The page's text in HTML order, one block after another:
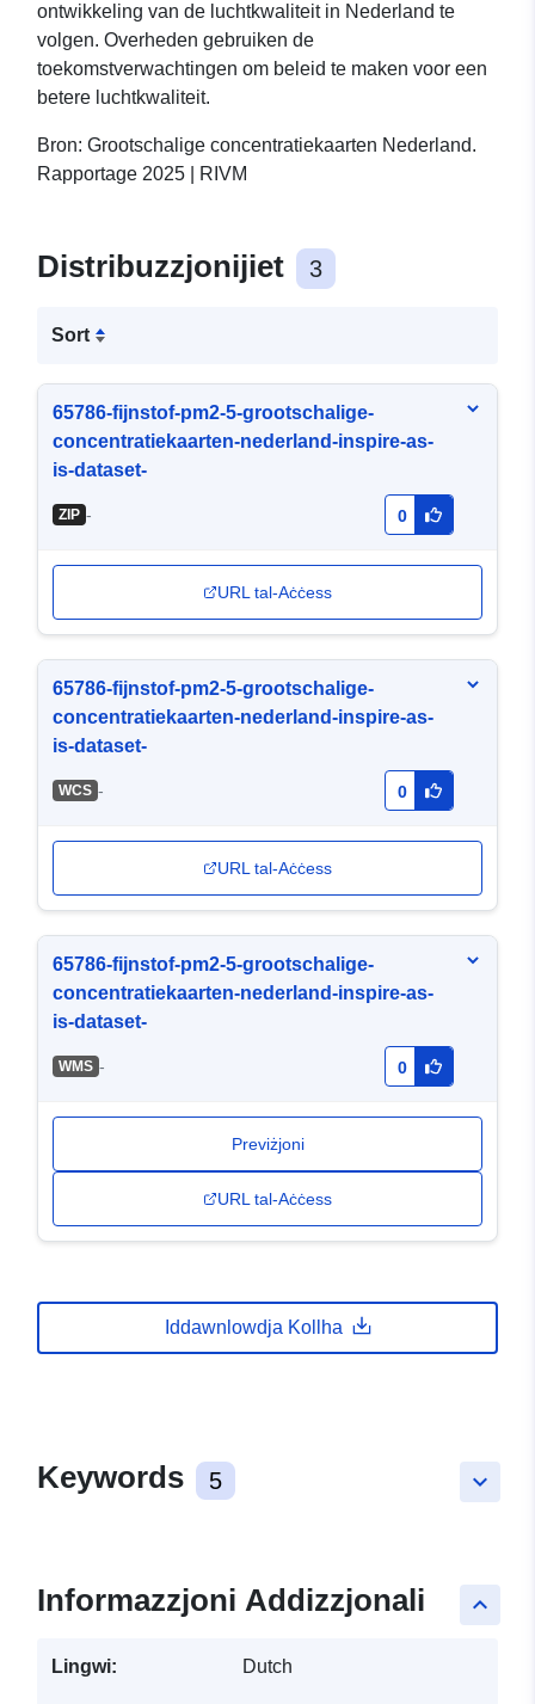
ontwikkeling van de luchtkwaliteit in Nederland te
volgen. Overheden gebruiken de
toekomstverwachtingen om beleid te maken voor een
betere luchtkwaliteit.
Bron: Grootschalige concentratiekaarten Nederland.
Rapportage 2025 | RIVM
Distribuzzjonijiet 3
Sort
65786-fijnstof-pm2-5-grootschalige-
concentratiekaarten-nederland-inspire-as-
is-dataset-
ZIP - 0
URL tal-Aċċess
65786-fijnstof-pm2-5-grootschalige-
concentratiekaarten-nederland-inspire-as-
is-dataset-
WCS - 0
URL tal-Aċċess
65786-fijnstof-pm2-5-grootschalige-
concentratiekaarten-nederland-inspire-as-
is-dataset-
WMS - 0
Previżjoni
URL tal-Aċċess
Iddawnlowdja Kollha
keyboard_arrow_down
Keywords 5
keyboard_arrow_up
Informazzjoni Addizzjonali
Lingwi: Dutch